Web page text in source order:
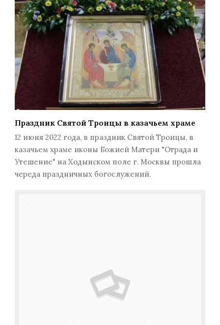
Праздник Святой Троицы в казачьем храме
12 июня 2022 года, в праздник Святой Троицы, в
казачьем храме иконы Божией Матери "Отрада и
Утешение" на Ходынском поле г. Москвы прошла
череда праздничных богослужений.